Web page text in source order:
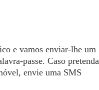
e vamos enviar-lhe um
passe. Caso pretenda
envie uma SMS